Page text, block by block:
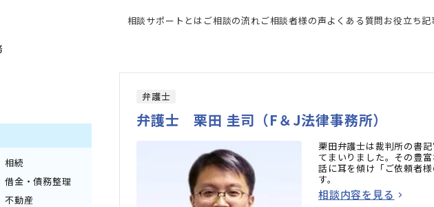
相談サポートとは ご相談の流れご相談者様の声よくある質問お役立ち記
務に強い専門家の検索結果
相続
借金・債務整理
不動産
弁護士
弁護士 栗田 圭司（F＆J法律事務所）
栗田弁護士は裁判所の書
てまいりました。その豊
話に耳を傾け「ご依頼者
す。
相談内容を見る